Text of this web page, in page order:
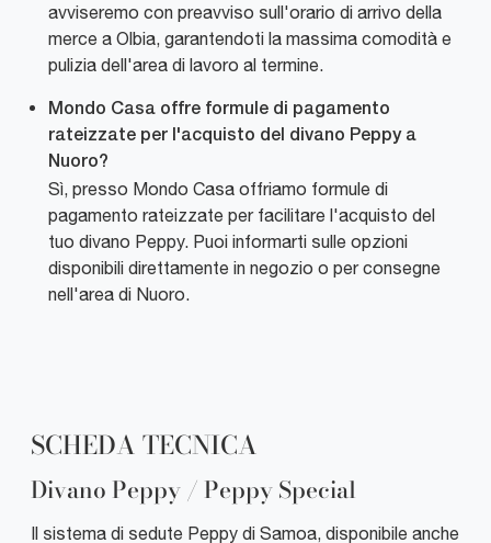
avviseremo con preavviso sull'orario di arrivo della
merce a Olbia, garantendoti la massima comodità e
pulizia dell'area di lavoro al termine.
Mondo Casa offre formule di pagamento
rateizzate per l'acquisto del divano Peppy a
Nuoro?
Sì, presso Mondo Casa offriamo formule di
pagamento rateizzate per facilitare l'acquisto del
tuo divano Peppy. Puoi informarti sulle opzioni
disponibili direttamente in negozio o per consegne
nell'area di Nuoro.
SCHEDA TECNICA
Divano Peppy / Peppy Special
Il sistema di sedute Peppy di Samoa, disponibile anche